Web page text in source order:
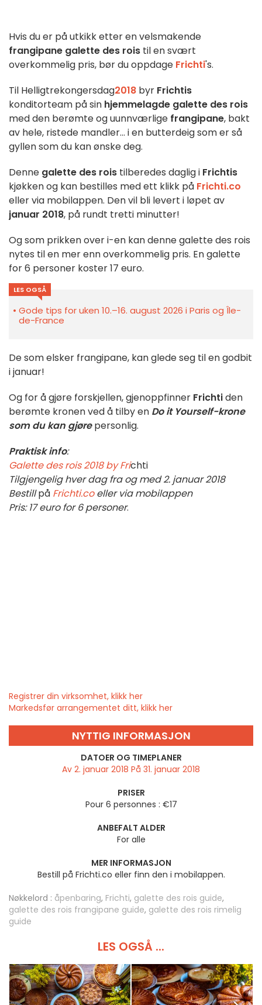
Hvis du er på utkikk etter en velsmakende
frangipane galette des rois til en svært
overkommelig pris, bør du oppdage Frichti's.
Til Helligtrekongersdag2018 byr Frichtis
konditorteam på sin hjemmelagde galette des rois
med den berømte og uunnværlige frangipane, bakt
av hele, ristede mandler... i en butterdeig som er så
gyllen som du kan ønske deg.
Denne galette des rois tilberedes daglig i Frichtis
kjøkken og kan bestilles med ett klikk på Frichti.co
eller via mobilappen. Den vil bli levert i løpet av
januar 2018, på rundt tretti minutter!
Og som prikken over i-en kan denne galette des rois
nytes til en mer enn overkommelig pris. En galette
for 6 personer koster 17 euro.
LES OGSÅ
Gode tips for uken 10.–16. august 2026 i Paris og Île-
de-France
De som elsker frangipane, kan glede seg til en godbit
i januar!
Og for å gjøre forskjellen, gjenoppfinner Frichtiden
berømte kronen ved å tilby en Do it Yourself-krone
som du kan gjøre personlig.
Praktisk info:
Galette des rois 2018 by Frichti
Tilgjengelig hver dag fra og med 2. januar 2018
Bestillpå Frichti.coeller via mobilappen
Pris: 17 euro for 6 personer.
Registrer din virksomhet, klikk her
Markedsfør arrangementet ditt, klikk her
NYTTIG INFORMASJON
DATOER OG TIMEPLANER
Av 2. januar 2018 På 31. januar 2018
PRISER
Pour 6 personnes : €17
ANBEFALT ALDER
For alle
MER INFORMASJON
Bestill på Frichti.co eller finn den i mobilappen.
Nøkkelord : åpenbaring, Frichti, galette des rois guide,
galette des rois frangipane guide, galette des rois rimelig
guide
LES OGSÅ ...